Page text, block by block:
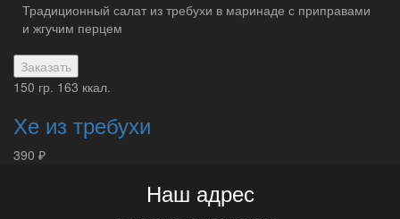
Традиционный салат из требухи в маринаде с приправами
и жгучим перцем
Заказать
150 гр. 163 ккал.
Хе из требухи
390 ₽
Наш адрес